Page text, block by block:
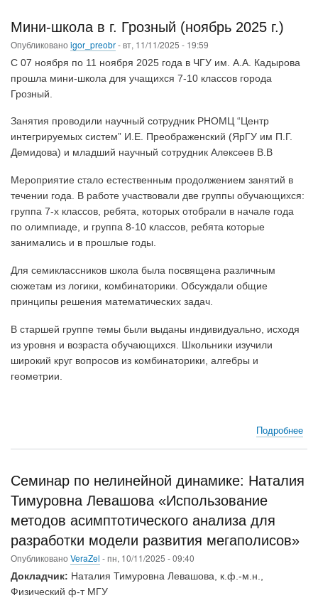
Мини-школа в г. Грозный (ноябрь 2025 г.)
Опубликовано igor_preobr-вт, 11/11/2025 - 19:59
С 07 ноября по 11 ноября 2025 года в ЧГУ им. А.А. Кадырова
прошла мини-школа для учащихся 7-10 классов города
Грозный.
Занятия проводили научный сотрудник РНОМЦ “Центр
интегрируемых систем” И.Е. Преображенский (ЯрГУ им П.Г.
Демидова) и младший научный сотрудник Алексеев В.В
Мероприятие стало естественным продолжением занятий в
течении года. В работе участвовали две группы обучающихся:
группа 7-х классов, ребята, которых отобрали в начале года
по олимпиаде, и группа 8-10 классов, ребята которые
занимались и в прошлые годы.
Для семиклассников школа была посвящена различным
сюжетам из логики, комбинаторики. Обсуждали общие
принципы решения математических задач.
В старшей группе темы были выданы индивидуально, исходя
из уровня и возраста обучающихся. Школьники изучили
широкий круг вопросов из комбинаторики, алгебры и
геометрии.
Подробнеео
г.
Семинар по нелинейной динамике: Наталия
Тимуровна Левашова «Использование
методов асимптотического анализа для
разработки модели развития мегаполисов»
Опубликовано VeraZel -пн, 10/11/2025 - 09:40
Докладчик: Наталия Тимуровна Левашова, к.ф.-м.н.,
Физический ф-т МГУ